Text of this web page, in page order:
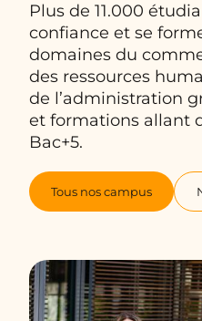
Plus de 11.000
confiance et se
domaines du
des ressources
de l’administration
et formations allant
Bac+5.
Tous nos campus